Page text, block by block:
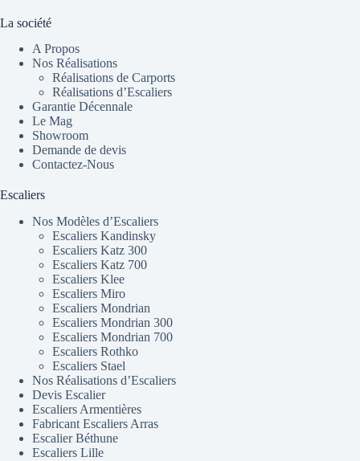
La société
A Propos
Nos Réalisations
Réalisations de Carports
Réalisations d’Escaliers
Garantie Décennale
Le Mag
Showroom
Demande de devis
Contactez-Nous
Escaliers
Nos Modèles d’Escaliers
Escaliers Kandinsky
Escaliers Katz 300
Escaliers Katz 700
Escaliers Klee
Escaliers Miro
Escaliers Mondrian
Escaliers Mondrian 300
Escaliers Mondrian 700
Escaliers Rothko
Escaliers Stael
Nos Réalisations d’Escaliers
Devis Escalier
Escaliers Armentières
Fabricant Escaliers Arras
Escalier Béthune
Escaliers Lille